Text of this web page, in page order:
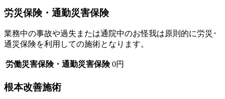
労災保険・通勤災害保険
業務中の事故や過失または通院中のお怪我は原則的に労災･
通災保険を利用しての施術となります。
労働災害保険・通勤災害保険 0円
根本改善施術